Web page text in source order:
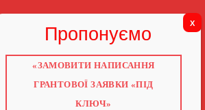
ПРО НАС
ГРАНТИ ЄС
«ЗАМОВИТИ НАПИСАННЯ
ГРАНТОВОЇ ЗАЯВКИ «ПІД
КЛЮЧ»